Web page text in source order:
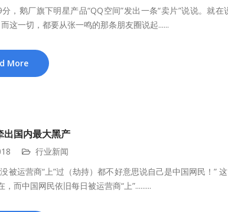
，鹅厂旗下明星产品“QQ空间”发出一条“卖片”说说。就
这一切，都要从张一鸣的那条朋友圈说起......
More
出国内最大黑产
行业新闻
被运营商“上”过（劫持）都不好意思说自己是中国网民！”
，而中国网民依旧每日被运营商“上”.........